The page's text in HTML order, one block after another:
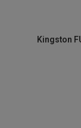
Kingston